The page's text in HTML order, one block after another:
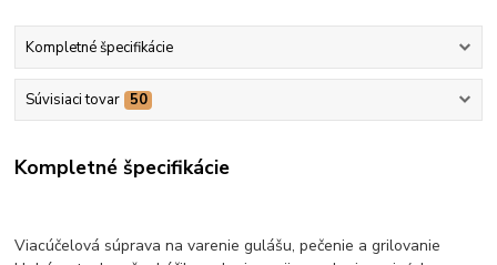
Kompletné špecifikácie
Súvisiaci tovar 50
Kompletné špecifikácie
Viacúčelová súprava na varenie gulášu, pečenie a grilovanie